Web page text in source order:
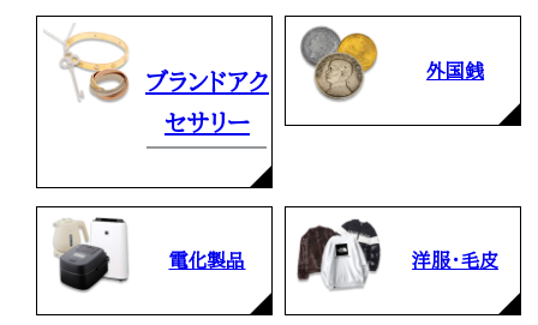
ブランドアク
セサリー
外国銭
電化製品 洋服・毛皮